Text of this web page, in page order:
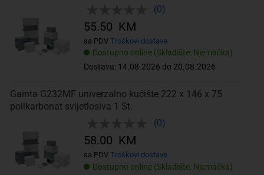
(0)
Dostupno online (Skladište: Njemačka)
Dostava: 14.08.2026 do 20.08.2026
55.50 KM
sa PDV Troškovi dostave
Gainta G232MF univerzalno kućište 222 x 146 x 75
polikarbonat svijetlosiva 1 St.
(0)
Dostupno online (Skladište: Njemačka)
58.00 KM
sa PDV Troškovi dostave